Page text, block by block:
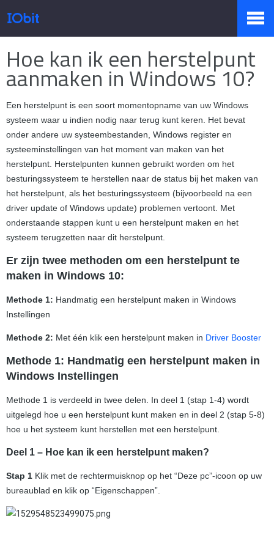
Producten
Winkel
Persruimte
Ondersteuning
Partners
Hoe kan ik een herstelpunt
aanmaken in Windows 10?
Een herstelpunt is een soort momentopname van uw Windows
systeem waar u indien nodig naar terug kunt keren. Het bevat
onder andere uw systeembestanden, Windows register en
systeeminstellingen van het moment van maken van het
herstelpunt. Herstelpunten kunnen gebruikt worden om het
besturingssysteem te herstellen naar de status bij het maken van
het herstelpunt, als het besturingssysteem (bijvoorbeeld na een
driver update of Windows update) problemen vertoont. Met
onderstaande stappen kunt u een herstelpunt maken en het
systeem terugzetten naar dit herstelpunt.
Er zijn twee methoden om een herstelpunt te
maken in Windows 10:
Methode 1: Handmatig een herstelpunt maken in Windows
Instellingen
Methode 2: Met één klik een herstelpunt maken in Driver Booster
Methode 1: Handmatig een herstelpunt maken in
Windows Instellingen
Methode 1 is verdeeld in twee delen. In deel 1 (stap 1-4) wordt
uitgelegd hoe u een herstelpunt kunt maken en in deel 2 (stap 5-8)
hoe u het systeem kunt herstellen met een herstelpunt.
Deel 1 – Hoe kan ik een herstelpunt maken?
Stap 1 Klik met de rechtermuisknop op het “Deze pc”-icoon op uw
bureaublad en klik op “Eigenschappen”.